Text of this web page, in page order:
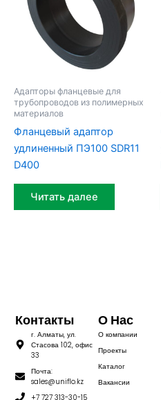
Адапторы фланцевые для
трубопроводов из полимерных
материалов
Фланцевый адаптор
удлиненный ПЭ100 SDR11
D400
Читать далее
О Нас
О компании
Проекты
Каталог
Вакансии
Контакты
г. Алматы, ул.
Стасова 102, офис
33
Почта:
sales@uniflo.kz
+7 727 313-30-15